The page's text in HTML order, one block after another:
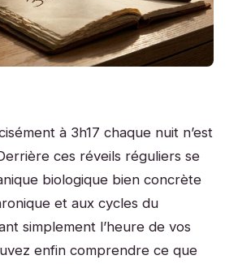
à 3h17 chaque nuit n’est
ces réveils réguliers se
biologique bien concrète
et aux cycles du
simplement l’heure de vos
enfin comprendre ce que